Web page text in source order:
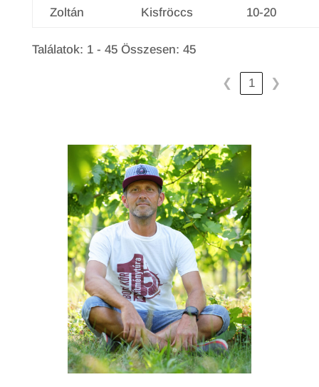
Zoltán
Kisfröccs
10-20
Találatok: 1 - 45 Összesen: 45
❮ 1 ❯